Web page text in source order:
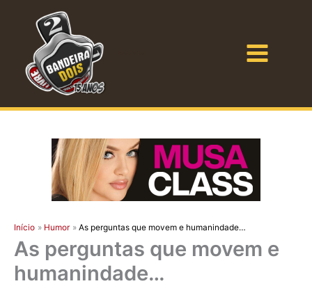
conteúdo
Início Humor As perguntas que movem e humanindade…
As perguntas que movem e
humanindade…